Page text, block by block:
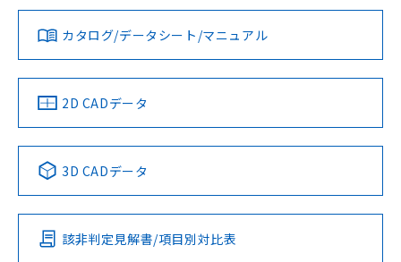
ダウンロードデータをご利用いただく前に、以下を必ずお読
みください。
ソフトウェアの使用条件
対応済み
中国 RoHS 注意事項・凡例
Pb Hg Cd Cr(VI)
O
LR型式承認
（イギリス
船舶規格）
DNV型式承認
（ノルウェー
BV型式承認
（フランス
KR型式
（韓国
No No No No
この製品の規格認証/適合状況ページへ
その他の認証はこちらのページからご検索ください
カタログ/データシート/マニュアル
2D CADデータ
3D CADデータ
該非判定見解書/項目別対比表